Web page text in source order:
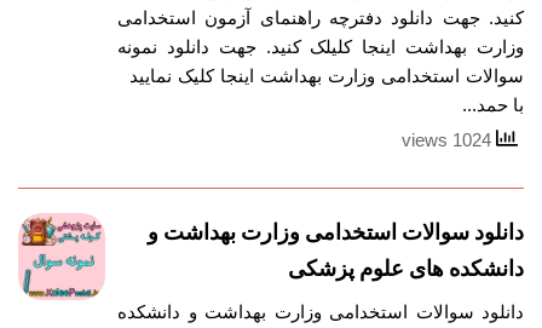
کنید. جهت دانلود دفترچه راهنمای آزمون استخدامی
وزارت بهداشت اینجا کلیلک کنید. جهت دانلود نمونه
سوالات استخدامی وزارت بهداشت اینجا کلیک نمایید
با حمد...
دانلود سوالات استخدامی وزارت بهداشت و
دانشکده های علوم پزشکی
دانلود سوالات استخدامی وزارت بهداشت و دانشکده